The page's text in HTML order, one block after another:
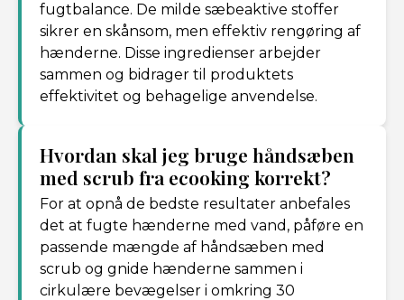
fugtbalance. De milde sæbeaktive stoffer
sikrer en skånsom, men effektiv rengøring af
hænderne. Disse ingredienser arbejder
sammen og bidrager til produktets
effektivitet og behagelige anvendelse.
Hvordan skal jeg bruge håndsæben
med scrub fra ecooking korrekt?
For at opnå de bedste resultater anbefales
det at fugte hænderne med vand, påføre en
passende mængde af håndsæben med
scrub og gnide hænderne sammen i
cirkulære bevægelser i omkring 30